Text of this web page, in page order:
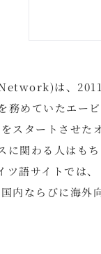
は、2011
務めていたエー
スタートさせた
に関わる人はも
ツ語サイトでは
内ならびに海外